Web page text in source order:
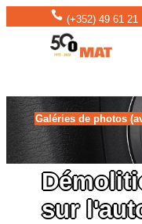
(+352) 49 61 21
Galéries de photos
sur